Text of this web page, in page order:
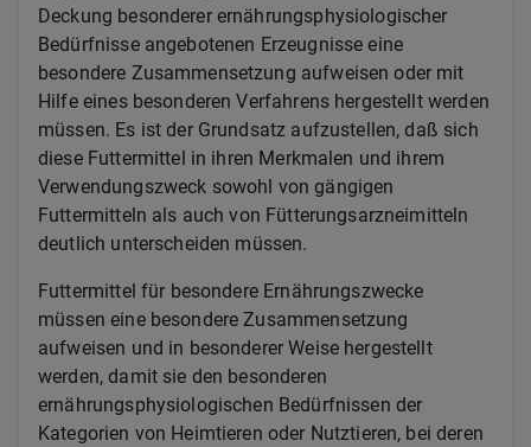
Deckung besonderer ernährungsphysiologischer
Bedürfnisse angebotenen Erzeugnisse eine
besondere Zusammensetzung aufweisen oder mit
Hilfe eines besonderen Verfahrens hergestellt werden
müssen. Es ist der Grundsatz aufzustellen, daß sich
diese Futtermittel in ihren Merkmalen und ihrem
Verwendungszweck sowohl von gängigen
Futtermitteln als auch von Fütterungsarzneimitteln
deutlich unterscheiden müssen.
Futtermittel für besondere Ernährungszwecke
müssen eine besondere Zusammensetzung
aufweisen und in besonderer Weise hergestellt
werden, damit sie den besonderen
ernährungsphysiologischen Bedürfnissen der
Kategorien von Heimtieren oder Nutztieren, bei deren